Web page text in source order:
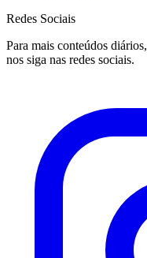
Redes Sociais
Para mais conteúdos diários,
nos siga nas redes sociais.